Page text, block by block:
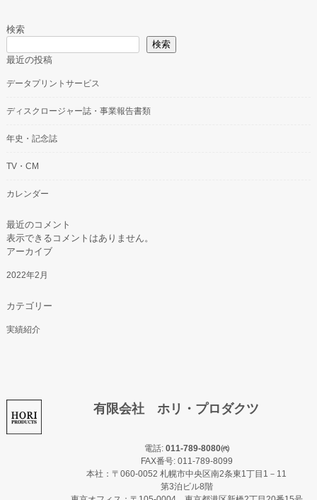
検索
検索
最近の投稿
データプリントサービス
ディスクロージャー誌・事業報告書類
年史・記念誌
TV・CM
カレンダー
最近のコメント
表示できるコメントはありません。
アーカイブ
2022年2月
カテゴリー
実績紹介
有限会社 ホリ・プロダクツ
電話:011-789-8080㈹
FAX番号: 011-789-8099
本社：〒060-0052 札幌市中央区南2条東1丁目1－11
第3泊ビル8階